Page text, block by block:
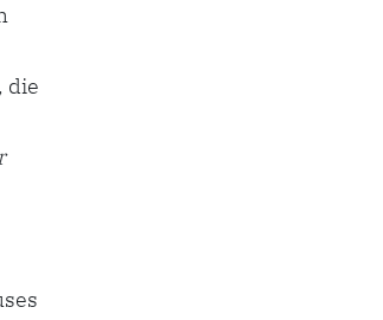
die